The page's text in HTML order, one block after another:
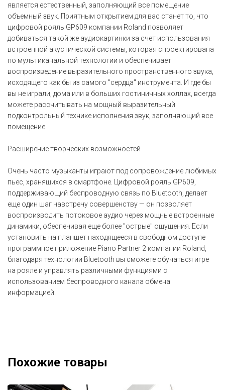
является естественный, заполняющий все помещение
объемный звук. Приятным открытием для вас станет то, что
цифровой рояль GP609 компании Roland позволяет
добиваться такой же аудиокартинки за счет использования
встроенной акустической системы, которая спроектирована
по мультиканальной технологии и обеспечивает
воспроизведение выразительного пространственного звука,
исходящего как бы из самого "сердца" инструмента. И где бы
вы не играли, дома или в больших гостиничных холлах, всегда
можете рассчитывать на мощный выразительный
подконтрольный технике исполнения звук, заполняющий все
помещение.
Расширение творческих возможностей
Очень часто музыканты играют под сопровождение любимых
пьес, хранящихся в смартфоне. Цифровой рояль GP609,
поддерживающий беспроводную связь по Bluetooth, делает
еще один шаг навстречу совершенству — он позволяет
воспроизводить потоковое аудио через мощные встроенные
динамики, обеспечивая еще более "острые" ощущения. Если
установить на планшет находящееся в свободном доступе
программное приложение Piano Partner 2 компании Roland,
благодаря технологии Bluetooth вы сможете обучаться игре
на рояле и управлять различными функциями с
использованием беспроводного канала обмена
информацией.
Похожие товары